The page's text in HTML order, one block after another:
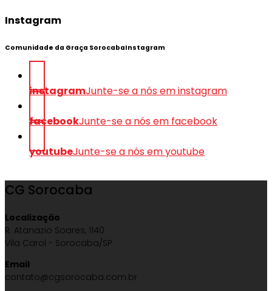
Instagram
Comunidade da Graça SorocabaInstagram
instagramJunte-se a nós em instagram
facebookJunte-se a nós em facebook
youtubeJunte-se a nós em youtube
CG Sorocaba
Localização
R. Atanazio Soares, 1140
Vila Carol - Sorocaba/SP
Email
contato@cgsorocaba.com.br